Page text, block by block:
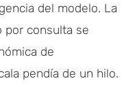
del modelo. La
por consulta se
de
pendía de un hilo.